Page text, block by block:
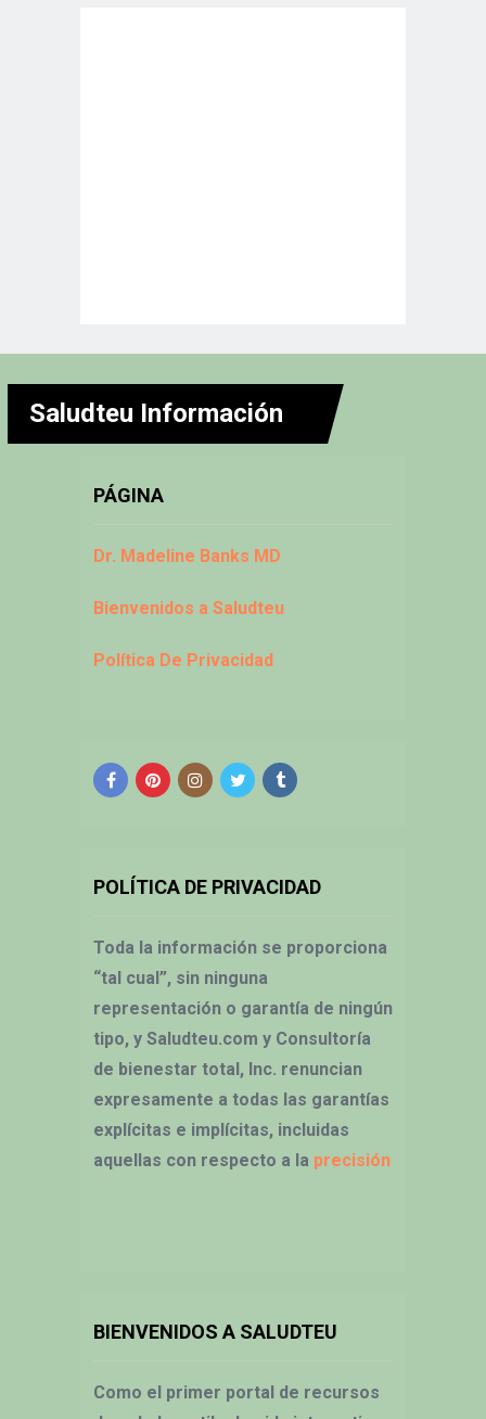
Saludteu Información
PÁGINA
Dr. Madeline Banks MD
Bienvenidos a Saludteu
Política De Privacidad
POLÍTICA DE PRIVACIDAD
Toda la información se proporciona
“tal cual”, sin ninguna
representación o garantía de ningún
tipo, y Saludteu.com y Consultoría
de bienestar total, Inc. renuncian
expresamente a todas las garantías
explícitas e implícitas, incluidas
aquellas con respecto a la precisión
BIENVENIDOS A SALUDTEU
Como el primer portal de recursos